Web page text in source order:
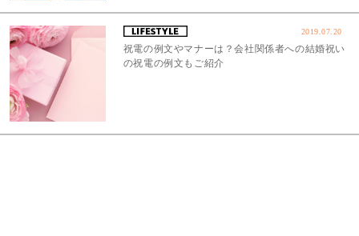
2019.07.20
祝電の例文やマナーは？会社関係者への結婚祝い
の祝電の例文もご紹介